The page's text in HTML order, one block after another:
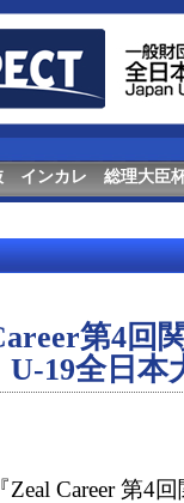
インカレ 総理大臣
第4回
19全日本
Career 第4